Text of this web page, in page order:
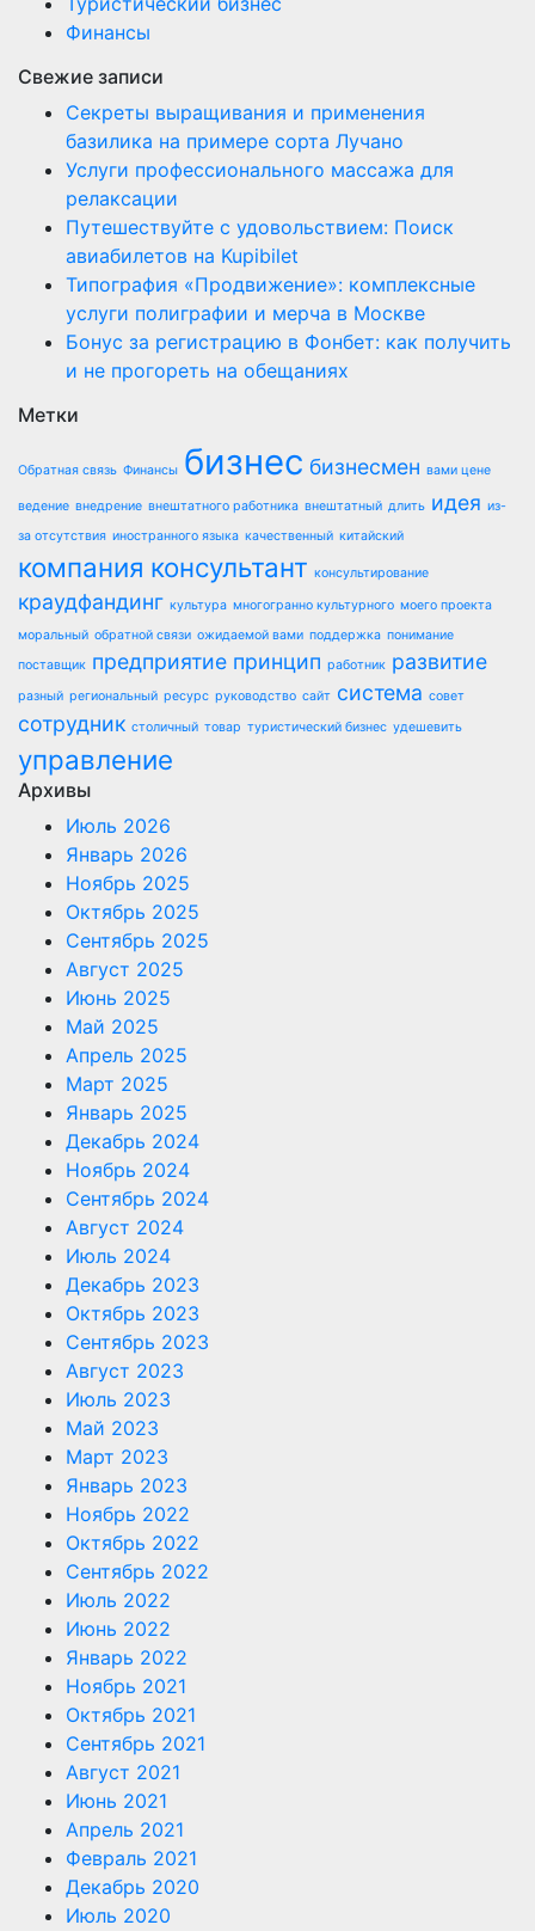
Финансы
Свежие записи
Секреты выращивания и применения
базилика на примере сорта Лучано
Услуги профессионального массажа для
релаксации
Путешествуйте с удовольствием: Поиск
авиабилетов на Kupibilet
Типография «Продвижение»: комплексные
услуги полиграфии и мерча в Москве
Бонус за регистрацию в Фонбет: как получить
и не прогореть на обещаниях
Метки
Обратная связь Финансы бизнес бизнесмен вами цене
ведение внедрение внештатного работника внештатный длить идея из-
за отсутствия иностранного языка качественный китайский
компания консультант консультирование
краудфандинг культура многогранно культурного моего проекта
моральный обратной связи ожидаемой вами поддержка понимание
поставщик предприятие принцип работник развитие
разный региональный ресурс руководство сайт система совет
сотрудник столичный товар туристический бизнес удешевить
управление
Архивы
Июль 2026
Январь 2026
Ноябрь 2025
Октябрь 2025
Сентябрь 2025
Август 2025
Июнь 2025
Май 2025
Апрель 2025
Март 2025
Январь 2025
Декабрь 2024
Ноябрь 2024
Сентябрь 2024
Август 2024
Июль 2024
Декабрь 2023
Октябрь 2023
Сентябрь 2023
Август 2023
Июль 2023
Май 2023
Март 2023
Январь 2023
Ноябрь 2022
Октябрь 2022
Сентябрь 2022
Июль 2022
Июнь 2022
Январь 2022
Ноябрь 2021
Октябрь 2021
Сентябрь 2021
Август 2021
Июнь 2021
Апрель 2021
Февраль 2021
Декабрь 2020
Июль 2020